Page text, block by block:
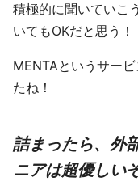
積極的に聞いていこ
いてもOKだと思う！
MENTAというサー
たね！
詰まったら、外
ニアは超優しい